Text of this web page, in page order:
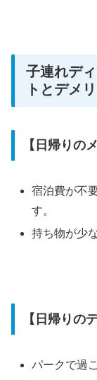
子連れデ
トとデメ
【日帰りの
宿泊費が不
す。
持ち物が少
【日帰りの
パークで過